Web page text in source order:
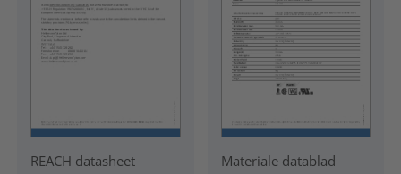
REACH datasheet Materiale datablad